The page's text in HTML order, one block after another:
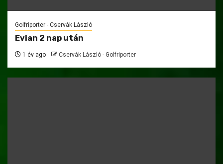
Golfriporter - Cservák László
Evian 2 nap után
1 év ago Cservák László - Golfriporter